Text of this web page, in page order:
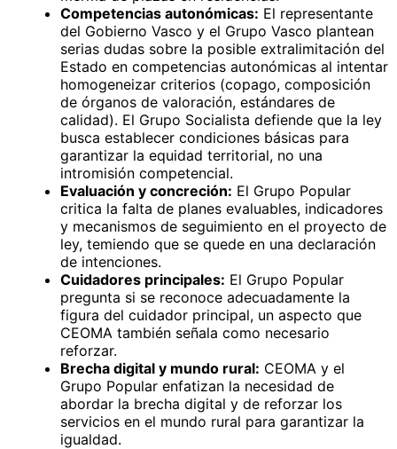
Competencias autonómicas: El representante
del Gobierno Vasco y el Grupo Vasco plantean
serias dudas sobre la posible extralimitación del
Estado en competencias autonómicas al intentar
homogeneizar criterios (copago, composición
de órganos de valoración, estándares de
calidad). El Grupo Socialista defiende que la ley
busca establecer condiciones básicas para
garantizar la equidad territorial, no una
intromisión competencial.
Evaluación y concreción: El Grupo Popular
critica la falta de planes evaluables, indicadores
y mecanismos de seguimiento en el proyecto de
ley, temiendo que se quede en una declaración
de intenciones.
Cuidadores principales: El Grupo Popular
pregunta si se reconoce adecuadamente la
figura del cuidador principal, un aspecto que
CEOMA también señala como necesario
reforzar.
Brecha digital y mundo rural: CEOMA y el
Grupo Popular enfatizan la necesidad de
abordar la brecha digital y de reforzar los
servicios en el mundo rural para garantizar la
igualdad.